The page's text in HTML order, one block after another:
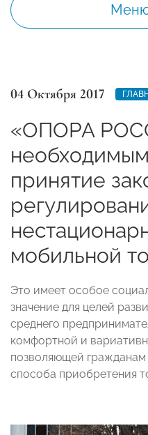
04 Октября 2017
«ОПОРА
принятие
мобильной
Это имеет особое
значение для целей
среднего
комфортной и
позволяющей
способа приобретения